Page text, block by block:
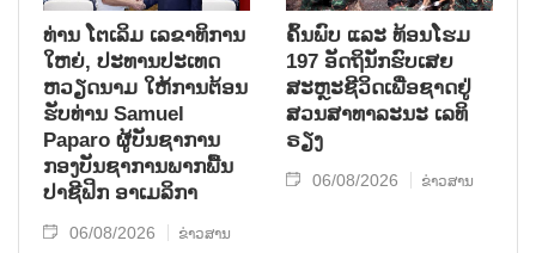
ທ່ານ ໂຕ​ເລິມ ເລ​ຂາ​ທິ​ການ​
ໃຫຍ່, ປະ​ທານ​ປະ​ເທດ ​
ຫວຽດ​ນາມ ໃຫ້​ການ​ຕ້ອນ​
ຮັບ​ທ່ານ Samuel
Paparo ຜູ້​ບັນ​ຊາ​ການ
ກອງ​ບັນ​ຊາ​ການພາກ​ພື້ນ​
ປາ​ຊີ​ຟິກ ອາ​ເມ​ລິ​ກາ
06/08/2026 ຂ່າວສານ
ຄົ້ນ​ພົບ ແລະ ທ້ອນ​ໂຮມ
197 ອັດ​ຖິ​ນັກ​ຮົບ​ເສຍ​
ສະຫຼະ​ຊີ​ວິດ​ເພື່ອ​ຊາດ​ຢູ່​
ສວນ​ສາ​ທາ​ລະ​ນະ ເລ​ທິ​
ຣຽງ
06/08/2026 ຂ່າວສານ